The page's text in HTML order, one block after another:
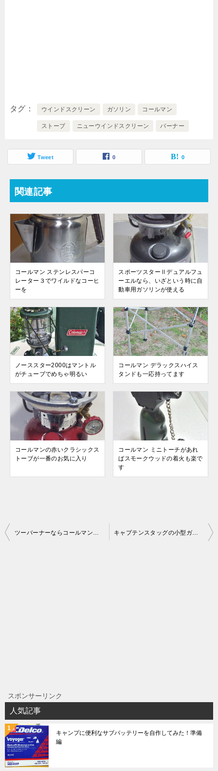
タグ ウインドスクリーン ガソリン コールマン
ストーブ ニューウインドスクリーン バーナー
Tweet 0 0
関連記事
コールマン ステンレスパーコ
レーター３でワイルドなコーヒ
ーを
スポーツスターⅡデュアルフュ
ーエルなら、いざという時に自
動車用ガソリンが使える
ノーススター2000はマントル
がチューブでめちゃ明るい
コールマン デラックスハイス
タンドも一応持ってます
コールマンの赤いクラシックス
トーブが一番のお気に入り
コールマン ミニトーチがあれ
ばスモークウッドの着火も楽で
す
投
ツーバーナーならコールマンで決まり！使い方も簡単でおすすめです キャプテンスタッグの小型ガスバーナーコンロは安い！
スポンサーリンク
人気記事
キャンプに便利なサブバッテリーを自作してみた！準備
編